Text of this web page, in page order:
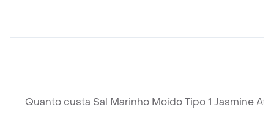
Quanto custa Sal Marinho Moído Tipo 1 Jasmine